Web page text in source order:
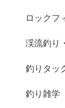
ロックフ
渓流釣り
釣りタッ
釣り雑学